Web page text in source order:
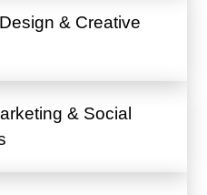
& Creative
& Social